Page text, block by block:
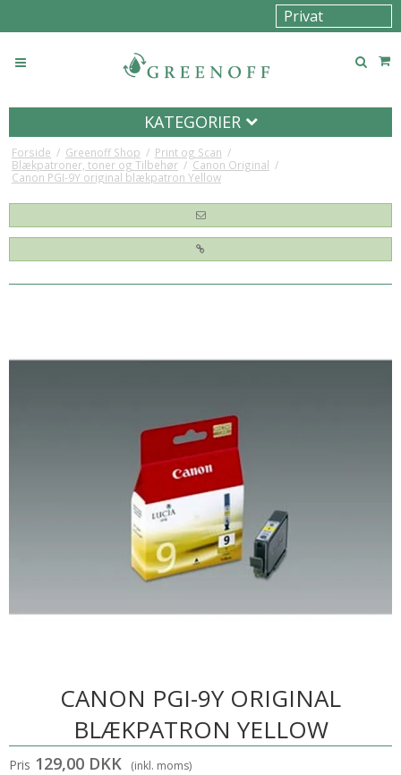
KATEGORIER
Forside / Greenoff Shop / Print og Scan /
Blækpatroner, toner og Tilbehør / Canon Original /
Canon PGI-9Y original blækpatron Yellow
CANON PGI-9Y ORIGINAL
BLÆKPATRON YELLOW
Pris 129,00 DKK (inkl. moms)